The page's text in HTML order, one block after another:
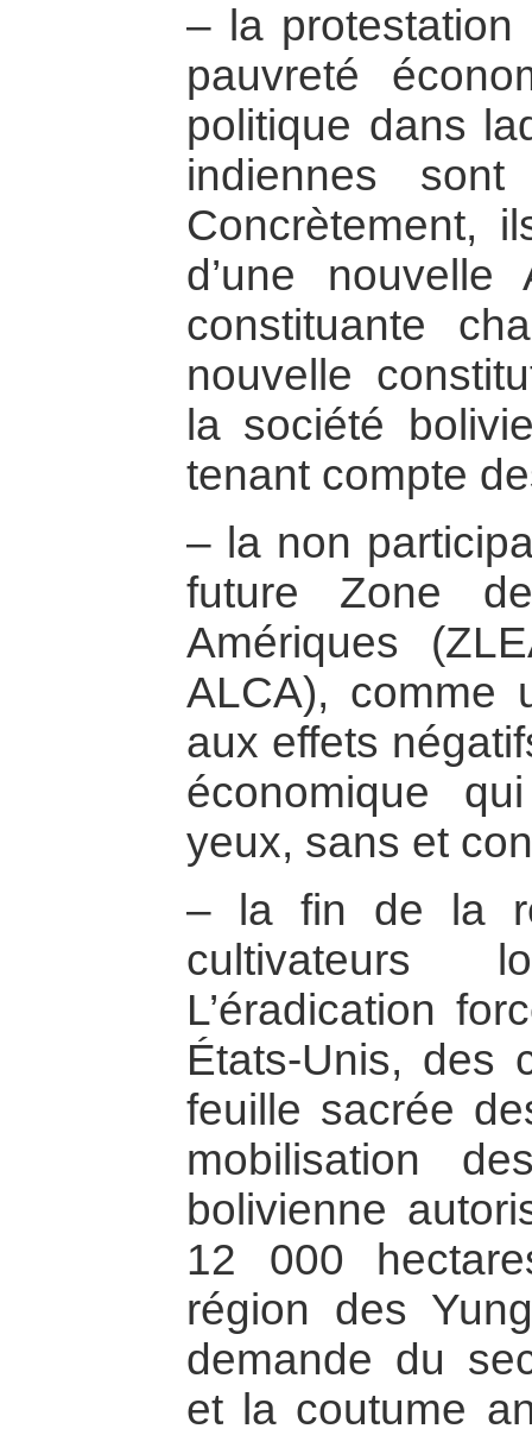
– la
pauvreté
politique dans
indiennes
Concrètement,
d’une nouvelle
constituante
nouvelle
la société
tenant compte
– la non
future Zone
Amériques
ALCA), comme
aux effets
économique
yeux, sans et
– la fin de la
cultivateurs
L’éradication
États-Unis, des
feuille sacrée
mobilisation
bolivienne
12 000
région des
demande du
et la coutume